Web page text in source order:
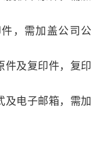
，需加盖公司公
件及复印件，复印
及电子邮箱，需加